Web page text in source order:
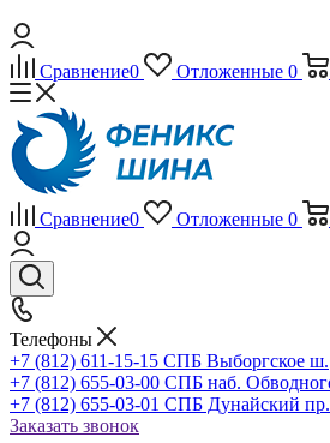
Сравнение0 Отложенные 0
Сравнение0 Отложенные 0
Телефоны
+7 (812) 611-15-15 СПБ Выборгское ш.
+7 (812) 655-03-00 СПБ наб.
+7 (812) 655-03-01 СПБ Дунайский пр.
Заказать звонок